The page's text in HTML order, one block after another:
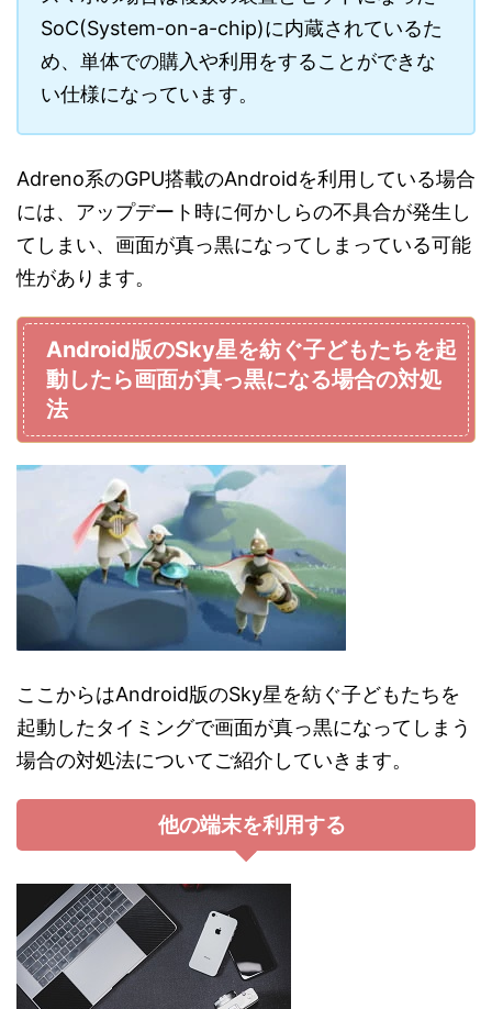
SoC(System-on-a-chip)に内蔵されているた
め、単体での購入や利用をすることができな
い仕様になっています。
Adreno系のGPU搭載のAndroidを利用している場合
には、アップデート時に何かしらの不具合が発生し
てしまい、画面が真っ黒になってしまっている可能
性があります。
Android版のSky星を紡ぐ子どもたちを起
動したら画面が真っ黒になる場合の対処
法
ここからはAndroid版のSky星を紡ぐ子どもたちを
起動したタイミングで画面が真っ黒になってしまう
場合の対処法についてご紹介していきます。
他の端末を利用する